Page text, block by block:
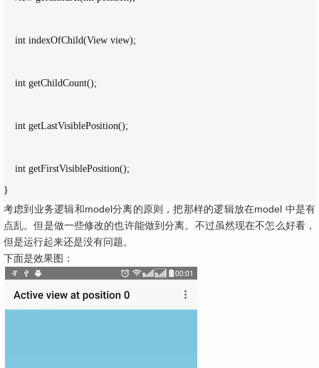
int indexOfChild(View view);
int getChildCount();
int getLastVisiblePosition();
int getFirstVisiblePosition();
}
考虑到业务逻辑和model分离的原则，把那样的逻辑放在model 中是有
点乱。但是做一些修改的也许能做到分离。不过虽然现在不怎么好看，
但是运行起来还是没有问题。
下面是效果图：